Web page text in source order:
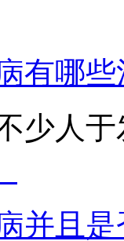
有哪
少人
并且